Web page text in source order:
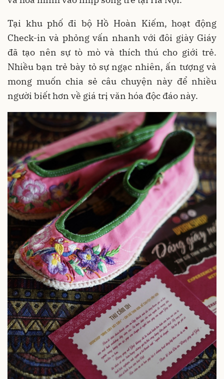
Tại khu phố đi bộ Hồ Hoàn Kiếm, hoạt động
Check-in và phỏng vấn nhanh với đôi giày Giáy
đã tạo nên sự tò mò và thích thú cho giới trẻ.
Nhiều bạn trẻ bày tỏ sự ngạc nhiên, ấn tượng và
mong muốn chia sẻ câu chuyện này để nhiều
người biết hơn về giá trị văn hóa độc đáo này.